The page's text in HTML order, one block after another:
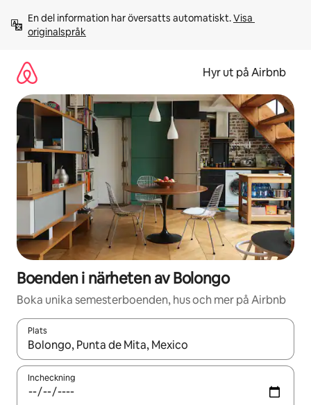
innehåll
En del information har översatts automatiskt. Visa
originalspråk
Hyr ut på Airbnb
Boenden i närheten av Bolongo
Boka unika semesterboenden, hus och mer på Airbnb
Plats
När resultaten är tillgängliga kan du navigera med upp- och
Incheckning